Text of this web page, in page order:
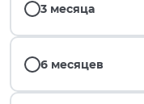
3 месяца
6 месяцев